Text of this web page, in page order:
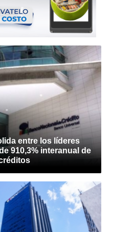
entre los líderes
910,3% interanual de